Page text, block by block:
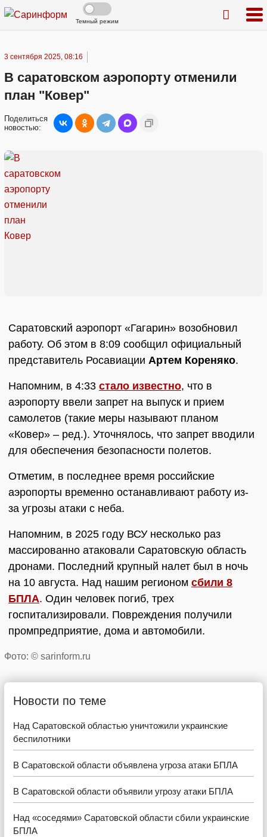
Темный режим
3 сентября 2025, 08:16
В саратовском аэропорту отменили
план "Ковер"
Поделиться
новостью:
Саратовский аэропорт «Гагарин» возобновил
работу. Об этом в 8:09 сообщил официальный
представитель Росавиации Артем Кореняко.
Напомним, в 4:33 стало известно, что в
аэропорту ввели запрет на выпуск и прием
самолетов (такие меры называют планом
«Ковер» – ред.). Уточнялось, что запрет вводили
для обеспечения безопасности полетов.
Отметим, в последнее время российские
аэропорты временно останавливают работу из-
за угрозы атаки с неба.
Напомним, в 2025 году ВСУ несколько раз
массированно атаковали Саратовскую область
дронами. Последний крупный налет был в ночь
на 10 августа. Над нашим регионом сбили 8
БПЛА. Один человек погиб, трех
госпитализировали. Повреждения получили
промпредприятие, дома и автомобили.
Фото: © sarinform.ru
Новости по теме
Над Саратовской областью уничтожили украинские
беспилотники
В Саратовской области объявлена угроза атаки БПЛА
В Саратовской области объявили угрозу атаки БПЛА
Над «соседями» Саратовской области сбили украинские
БПЛА